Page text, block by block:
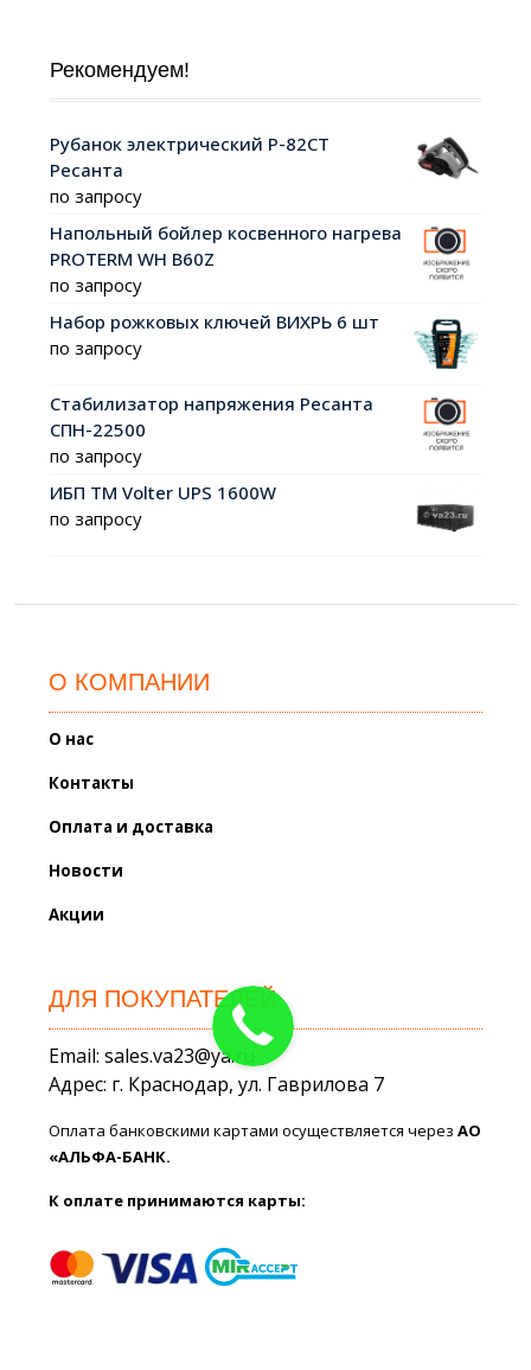
Рекомендуем!
Рубанок электрический Р-82СТ
Ресанта
по запросу
Напольный бойлер косвенного нагрева
PROTERM WH B60Z
по запросу
Набор рожковых ключей ВИХРЬ 6 шт
по запросу
Стабилизатор напряжения Ресанта
СПН-22500
по запросу
ИБП ТМ Volter UPS 1600W
по запросу
О КОМПАНИИ
О нас
Контакты
Оплата и доставка
Новости
Акции
ДЛЯ ПОКУПАТЕЛЕЙ
Email: sales.va23@ya.ru
Адрес: г. Краснодар, ул. Гаврилова 7
Оплата банковскими картами осуществляется черезАО
«АЛЬФА-БАНК.
К оплате принимаются карты: